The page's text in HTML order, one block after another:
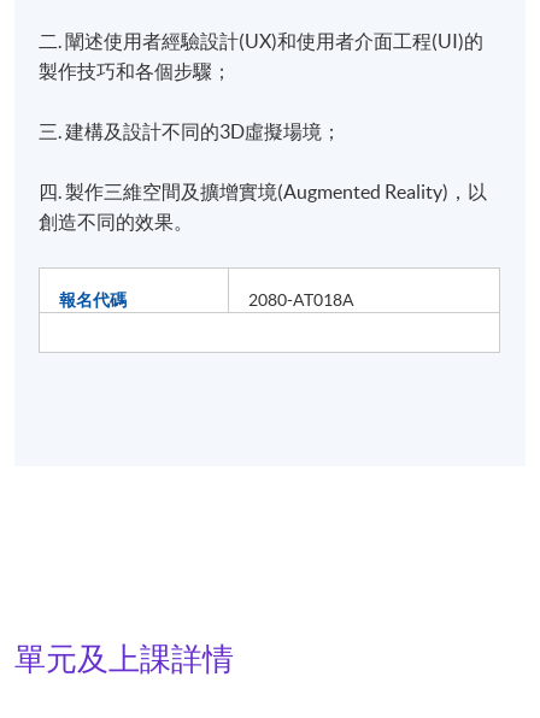
二. 闡述使用者經驗設計(UX)和使用者介面工程(UI)的
製作技巧和各個步驟；
三. 建構及設計不同的3D虛擬場境；
四. 製作三維空間及擴增實境(Augmented Reality)，以
創造不同的效果。
報名代碼 2080-AT018A
單元及上課詳情